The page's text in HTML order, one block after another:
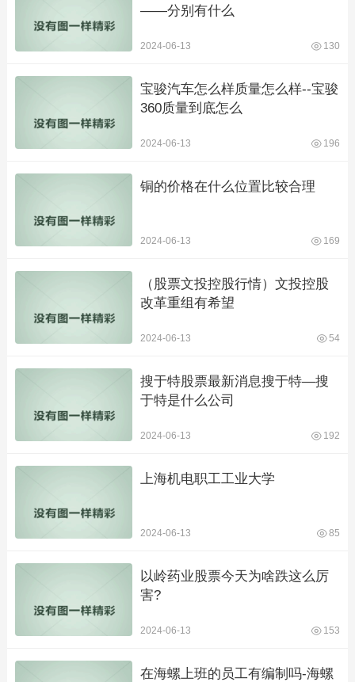
——分别有什么
2024-06-13 130
宝骏汽车怎么样质量怎么样--宝骏
360质量到底怎么
2024-06-13 196
铜的价格在什么位置比较合理
2024-06-13 169
（股票文投控股行情）文投控股
改革重组有希望
2024-06-13 54
搜于特股票最新消息搜于特—搜
于特是什么公司
2024-06-13 192
上海机电职工工业大学
2024-06-13 85
以岭药业股票今天为啥跌这么厉
害?
2024-06-13 153
在海螺上班的员工有编制吗-海螺